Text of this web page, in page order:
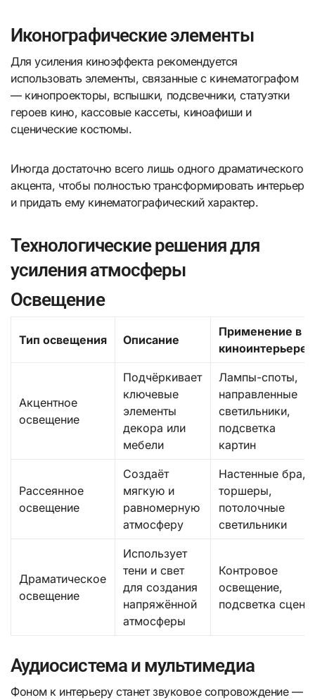
Иконографические элементы
Для усиления киноэффекта рекомендуется
использовать элементы, связанные с кинематографом
— кинопроекторы, вспышки, подсвечники, статуэтки
героев кино, кассовые кассеты, киноафиши и
сценические костюмы.
Иногда достаточно всего лишь одного драматического
акцента, чтобы полностью трансформировать интерьер
и придать ему кинематографический характер.
Технологические решения для
усиления атмосферы
Освещение
Тип освещения Описание
Применение в
киноинтерьере
Акцентное
освещение
Подчёркивает
ключевые
элементы
декора или
мебели
Лампы-споты,
направленные
светильники,
подсветка
картин
Рассеянное
освещение
Создаёт
мягкую и
равномерную
атмосферу
Настенные бра,
торшеры,
потолочные
светильники
Драматическое
освещение
Использует
тени и свет
для создания
напряжённой
атмосферы
Контровое
освещение,
подсветка сцен
Аудиосистема и мультимедиа
Фоном к интерьеру станет звуковое сопровождение —